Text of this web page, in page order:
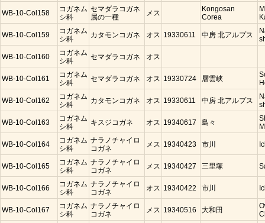
WB-10-Col158
コガネム
シ科
セマダラコガネ
属の一種
メス
Kongosan
Corea
WB-10-Col159
コガネム
シ科
カタモンコガネ オス 19330611 中房 北アルプス
WB-10-Col160
コガネム
シ科
セマダラコガネ オス
WB-10-Col161
コガネム
シ科
セマダラコガネ オス 19330724 層雲峡
WB-10-Col162
コガネム
シ科
カタモンコガネ オス 19330611 中房 北アルプス
WB-10-Col163
コガネム
シ科
キスジコガネ オス 19340617 島々
WB-10-Col164
コガネム
シ科
ナラノチャイロ
コガネ
メス 19340423 市川
WB-10-Col165
コガネム
シ科
ナラノチャイロ
コガネ
メス 19340427 三里塚
WB-10-Col166
コガネム
シ科
ナラノチャイロ
コガネ
オス 19340422 市川
WB-10-Col167
コガネム
シ科
ナラノチャイロ
コガネ
メス 19340516 大和田